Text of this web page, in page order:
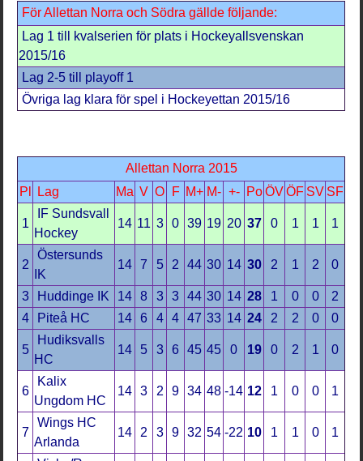
För Allettan Norra och Södra gällde följande:
Lag 1 till kvalserien för plats i Hockeyallsvenskan
2015/16
Lag 2-5 till playoff 1
Övriga lag klara för spel i Hockeyettan 2015/16
Allettan Norra 2015
Pl
Lag Ma V O F M+ M- +- Po ÖV ÖF SV SF
1
IF Sundsvall
Hockey
14 11 3 0 39 19 20 37 0 1 1 1
2
Östersunds
IK
14 7 5 2 44 30 14 30 2 1 2 0
3 Huddinge IK 14 8 3 3 44 30 14 28 1 0 0
2
4
Piteå HC 14 6 4 4 47 33 14 24 2 2 0 0
5
Hudiksvalls
HC
14 5 3 6 45 45 0 19 0 2 1 0
6
Kalix
Ungdom HC
14 3 2 9 34 48 -14 12 1 0 0 1
7
Wings HC
Arlanda
14 2 3 9 32 54 -22 10 1 1 0 1